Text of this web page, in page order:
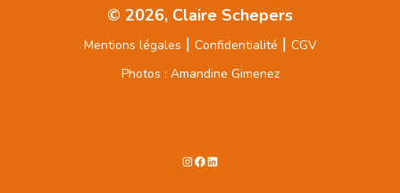
© 2026, Claire Schepers
Mentions légales | Confidentialité | CGV
Photos : Amandine Gimenez
Instagram
Facebook
LinkedIn